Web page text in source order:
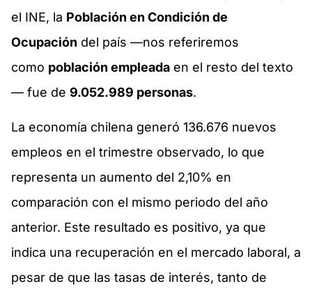
el INE, la Población en Condición de
Ocupación del país —nos referiremos
como población empleada en el resto del texto
— fue de 9.052.989 personas.
La economía chilena generó 136.676 nuevos
empleos en el trimestre observado, lo que
representa un aumento del 2,10% en
comparación con el mismo periodo del año
anterior. Este resultado es positivo, ya que
indica una recuperación en el mercado laboral, a
pesar de que las tasas de interés, tanto de